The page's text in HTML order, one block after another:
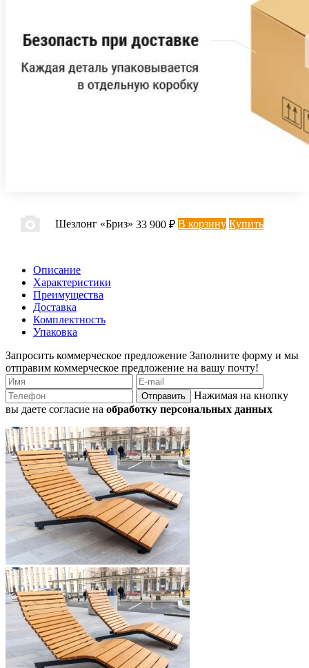
Шезлонг «Бриз» 33 900 ₽ В корзину Купить
Описание
Характеристики
Преимущества
Доставка
Комплектность
Упаковка
Запросить коммерческое предложение Заполните форму и мы
отправим коммерческое предложение на вашу почту!
Отправить
Нажимая на кнопку
вы даете согласие на обработку персональных данных